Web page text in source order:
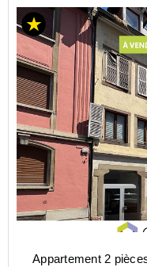
Appartement 2